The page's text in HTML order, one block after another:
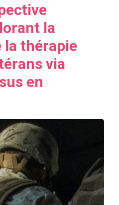
la
la thérapie
via
en